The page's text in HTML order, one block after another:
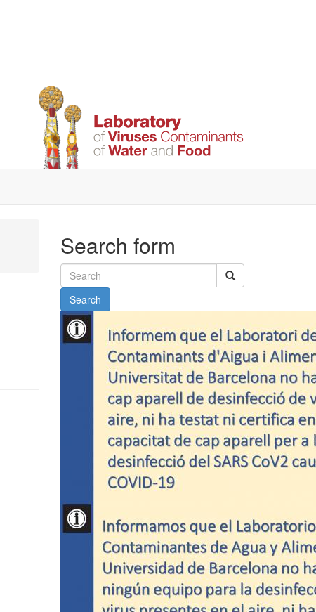
Search form
Search